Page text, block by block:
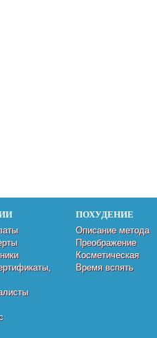
ПОХУДЕНИЕ
Описание метода
Преображение
Косметическая
Время вспять